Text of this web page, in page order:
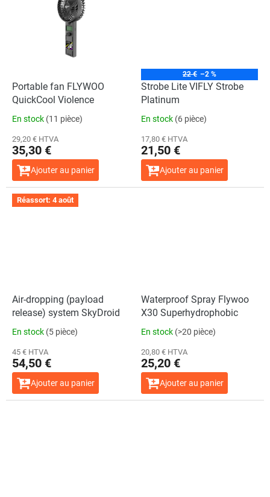
Portable fan FLYWOO
QuickCool Violence
En stock (11 pièce)
29,20 € HTVA
35,30 €
Ajouter au panier
22 € –2 %
Strobe Lite VIFLY Strobe
Platinum
En stock (6 pièce)
17,80 € HTVA
21,50 €
Ajouter au panier
Réassort: 4 août
Air-dropping (payload
release) system SkyDroid
En stock (5 pièce)
45 € HTVA
54,50 €
Ajouter au panier
Waterproof Spray Flywoo
X30 Superhydrophobic
En stock (>20 pièce)
20,80 € HTVA
25,20 €
Ajouter au panier